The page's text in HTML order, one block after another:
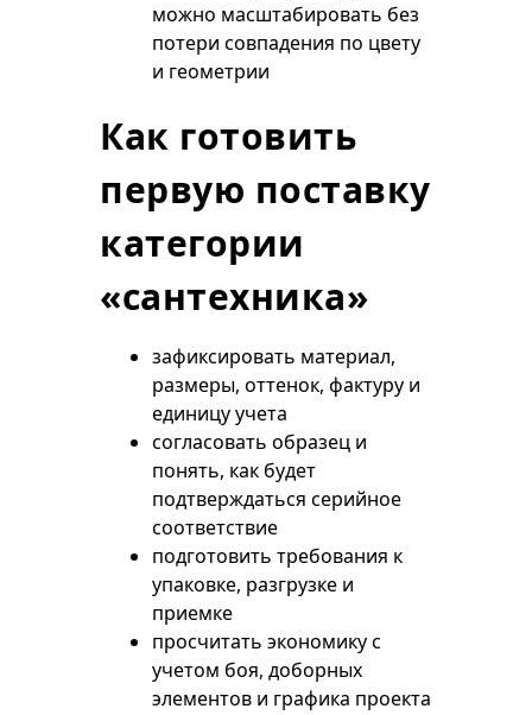
можно масштабировать без
потери совпадения по цвету
и геометрии
Как готовить
первую поставку
категории
«сантехника»
зафиксировать материал,
размеры, оттенок, фактуру и
единицу учета
согласовать образец и
понять, как будет
подтверждаться серийное
соответствие
подготовить требования к
упаковке, разгрузке и
приемке
просчитать экономику с
учетом боя, доборных
элементов и графика проекта